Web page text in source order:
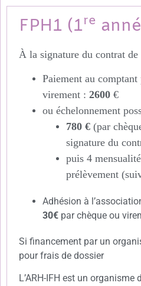
FPH1 (1re
À la signature du contrat de
Paiement au comptant
virement : 2600 €
ou échelonnement
780 € (par
signature du
puis 4
prélèvement
Adhésion à
30€ par chèque ou
Si financement par un
pour frais de dossier
L’ARH-IFH est un